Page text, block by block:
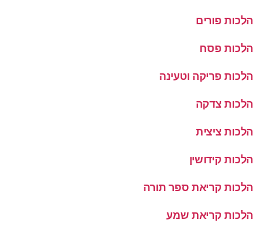
הלכות פורים
הלכות פסח
הלכות פריקה וטעינה
הלכות צדקה
הלכות ציצית
הלכות קידושין
הלכות קריאת ספר תורה
הלכות קריאת שמע